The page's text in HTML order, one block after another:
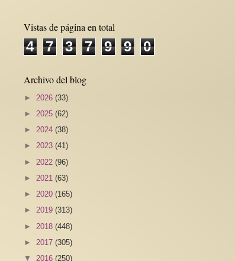
Vistas de página en total
4 7 3 7 9 9 0
Archivo del blog
► 2026 (33)
► 2025 (62)
► 2024 (38)
► 2023 (41)
► 2022 (96)
► 2021 (63)
► 2020 (165)
► 2019 (313)
► 2018 (448)
► 2017 (305)
▼ 2016 (250)